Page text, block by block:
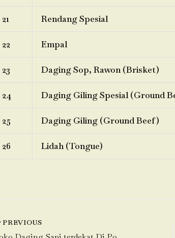
21 Rendang Spesial
22 Empal
23 Daging Sop, Rawon (Brisket)
24 Daging Giling Spesial (Ground
25 Daging Giling (Ground Beef)
26 Lidah (Tongue)
PREVIOUS